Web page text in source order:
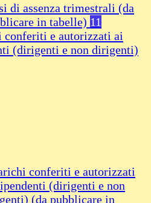
di assenza trimestrali (da
in tabelle) 11
conferiti e autorizzati ai
(dirigenti e non dirigenti)
conferiti e autorizzati
(dirigenti e non
(da pubblicare in